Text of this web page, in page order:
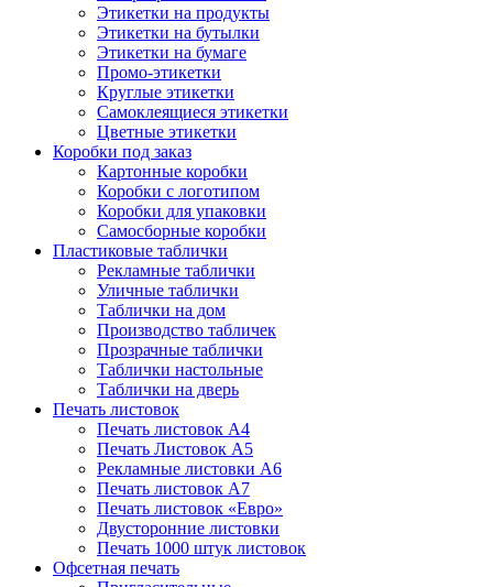
Этикетки на продукты
Этикетки на бутылки
Этикетки на бумаге
Промо-этикетки
Круглые этикетки
Самоклеящиеся этикетки
Цветные этикетки
Коробки под заказ
Картонные коробки
Коробки с логотипом
Коробки для упаковки
Самосборные коробки
Пластиковые таблички
Рекламные таблички
Уличные таблички
Таблички на дом
Производство табличек
Прозрачные таблички
Таблички настольные
Таблички на дверь
Печать листовок
Печать листовок А4
Печать Листовок А5
Рекламные листовки А6
Печать листовок А7
Печать листовок «Евро»
Двусторонние листовки
Печать 1000 штук листовок
Офсетная печать